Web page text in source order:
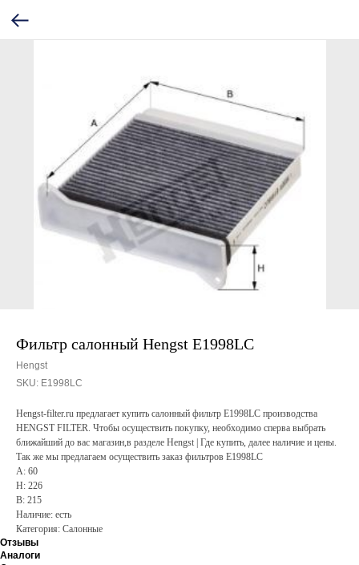
Фильтр салонный Hengst E1998LC
Hengst
SKU: E1998LC
Hengst-filter.ru предлагает купить салонный фильтр E1998LC производства
HENGST FILTER. Чтобы осуществить покупку, необходимо сперва выбрать
ближайший до вас магазин,в разделе Hengst | Где купить, далее наличие и цены.
Так же мы предлагаем осуществить заказ фильтров E1998LC
A: 60
H: 226
B: 215
Наличие: есть
Категория: Салонные
Отзывы
Аналоги